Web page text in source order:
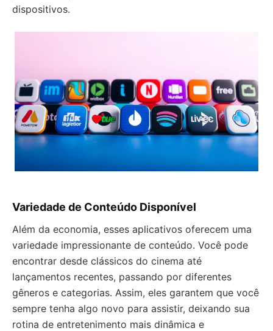
dispositivos.
Variedade de Conteúdo Disponível
Além da economia, esses aplicativos oferecem uma
variedade impressionante de conteúdo. Você pode
encontrar desde clássicos do cinema até
lançamentos recentes, passando por diferentes
gêneros e categorias. Assim, eles garantem que você
sempre tenha algo novo para assistir, deixando sua
rotina de entretenimento mais dinâmica e